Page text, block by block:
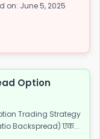
on: June 5, 2025
Option
Trading Strategy
Backspread) एक...